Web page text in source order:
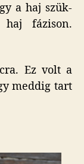
a haj szük-
haj fázison.
Ez volt a
meddig tart